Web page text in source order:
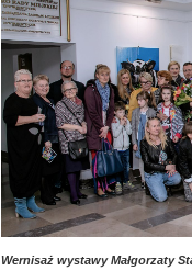
Wernisaż wystawy Małgorzaty